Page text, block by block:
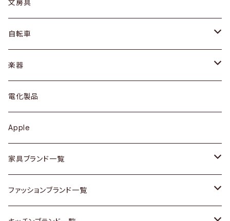
ドレッサー
シェルフ
キュリオケース / 飾り棚
カップボード / 食器棚
チェスト
その他家具
その他アクセサリー
アウター
トップス
ワンピース
ボトムス
靴
スカーフ
プレート / ボウル
カトラリー
ケトル / ティーポット
鍋 / フライパン
Vintage / ヴィンテージ
銀製品
文房具
自転車
dahon
楽器
ギター
ベース
その他楽器
電化製品
Apple
家具ブランド一覧
ACME Furniture / アクメ ファニチャー
ファッションブランド一覧